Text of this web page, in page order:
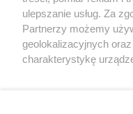
ulepszanie usług. Za
Partnerzy możemy
geolokalizacyjnych
charakterystykę